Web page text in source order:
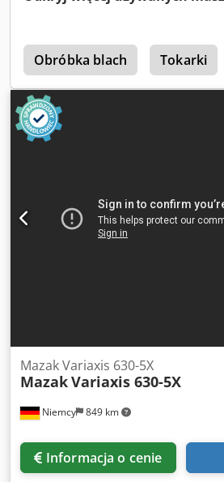
Obróbka blach Tokarki
Niemcy 849 km
Mazak Variaxis 630-5X
MazakVariaxis 630-5X
Informacja o cenie